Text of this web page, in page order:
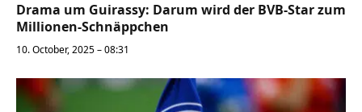
Drama um Guirassy: Darum wird der BVB-Star zum
Millionen-Schnäppchen
10. October, 2025 – 08:31